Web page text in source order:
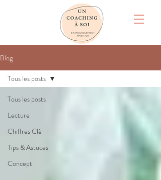
Blog
Tous les posts
Lecture
Chiffres Clé
Tips & Astuces
Concept
Tous les posts